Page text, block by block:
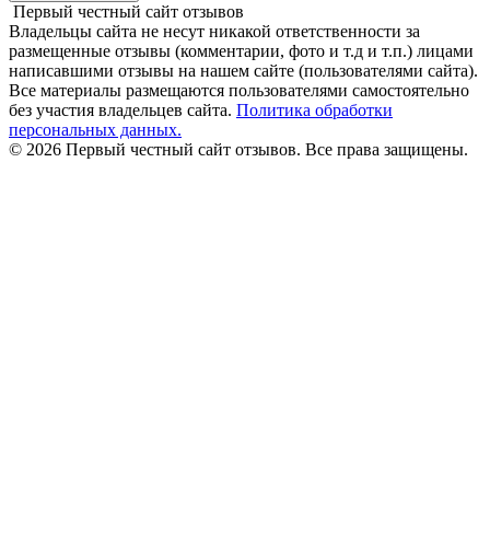
Первый честный сайт отзывов
Владельцы сайта не несут никакой ответственности за
размещенные отзывы (комментарии, фото и т.д и т.п.) лицами
написавшими отзывы на нашем сайте (пользователями сайта).
Все материалы размещаются пользователями самостоятельно
без участия владельцев сайта. Политика обработки
персональных данных.
© 2026 Первый честный сайт отзывов. Все права защищены.